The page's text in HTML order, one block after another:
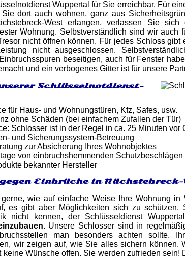
Wuppertal für Sie erreichbar. Für
Sie dort auch wohnen, ganz aus
West erlangen, verlassen Sie
Wohnung. Selbstverständlich sind wir
nicht öffnen können. Für jedes Schloss
nicht ausgeschlossen.
beseitigen, auch für Fenster
und ein verbogenes Gitter ist für unsere
Schlüsselnotdienst-
für Haus- und Wohnungstüren, Kfz, Safes, usw.
ohne Schäden (bei einfachem Zufallen der Tür)
Schlosser ist in der Regel in ca. 25 Minuten vor
und Sicherungssystem-Betreuung
zur Absicherung Ihres Wohnobjektes
von einbruchshemmenden
bekannter Hersteller
Einbrüche in
wie auf einfache Weise Ihre Wohnung in
es gibt aber Möglichkeiten sich zu
nicht kennen, der Schlüsseldienst
. Unsere Schlosser sind in
man besonders achten sollte.
wir zeigen auf, wie Sie alles sichern können.
keine Wünsche offen. Sie werden zufrieden